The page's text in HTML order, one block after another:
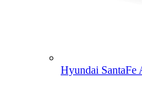
Hyundai SantaFe